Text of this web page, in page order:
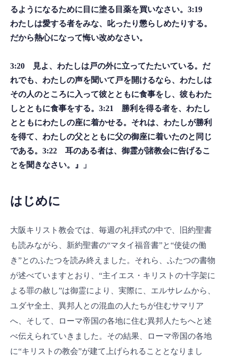
るようになるために目に塗る目薬を買いなさい。3:19
わたしは愛する者をみな、叱ったり懲らしめたりする。
だから熱心になって悔い改めなさい。
3:20 見よ、わたしは戸の外に立ってたたいている。だ
れでも、わたしの声を聞いて戸を開けるなら、わたしは
その人のところに入って彼とともに食事をし、彼もわた
しとともに食事をする。3:21 勝利を得る者を、わたし
とともにわたしの座に着かせる。それは、わたしが勝利
を得て、わたしの父とともに父の御座に着いたのと同じ
である。3:22 耳のある者は、御霊が諸教会に告げるこ
とを聞きなさい。』」
はじめに
大阪キリスト教会では、毎週の礼拝式の中で、旧約聖書
も読みながら、新約聖書の“マタイ福音書”と“使徒の働
き”とのふたつを読み終えました。それら、ふたつの書物
が述べていますとおり、“主イエス・キリストの十字架に
よる罪の赦し”は御霊により、実際に、エルサレムから、
ユダヤ全土、異邦人との混血の人たちが住むサマリア
へ、そして、ローマ帝国の各地に住む異邦人たちへと述
べ伝えられていきました。その結果、ローマ帝国の各地
に“キリストの教会”が建て上げられることとなりまし